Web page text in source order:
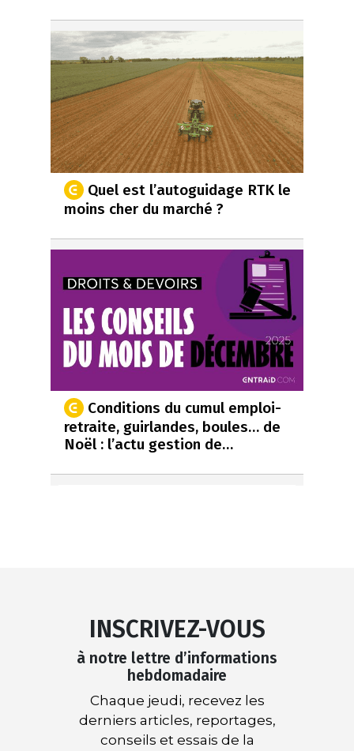
Quel est l’autoguidage RTK le
moins cher du marché ?
Conditions du cumul emploi-
retraite, guirlandes, boules… de
Noël : l’actu gestion de…
INSCRIVEZ-VOUS
à notre lettre d’informations
hebdomadaire
Chaque jeudi, recevez les
derniers articles, reportages,
conseils et essais de la